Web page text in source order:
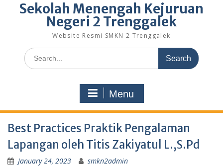
Sekolah Menengah Kejuruan
Negeri 2 Trenggalek
Website Resmi SMKN 2 Trenggalek
Menu
Best Practices Praktik Pengalaman
Lapangan oleh Titis Zakiyatul L.,S.Pd
January 24, 2023 smkn2admin